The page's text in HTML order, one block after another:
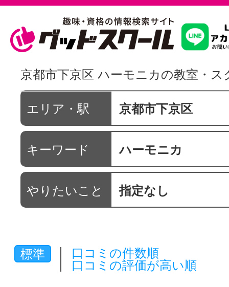
習いたいこ
スクールを
駅・路線か
通信講座を
体験レッス
京都市下京区 ハーモニカの教室・ス
エリア・駅 京都市下京区
キーワード ハーモニカ
やりたいこと 指定なし
標準
口コミの件数順
口コミの評価が高い順